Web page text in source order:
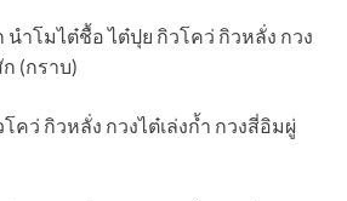
ำโมไต๋ชื้อ ไต๋ปุย กิวโคว่ กิวหลั่ง กวง
(กราบ)
คว่ กิวหลั่ง กวงไต๋เล่งก้ำ กวงสี่อิมผู่